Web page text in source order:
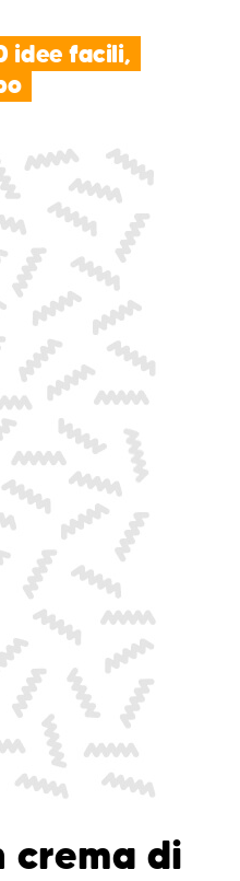
idee facili,
crema di